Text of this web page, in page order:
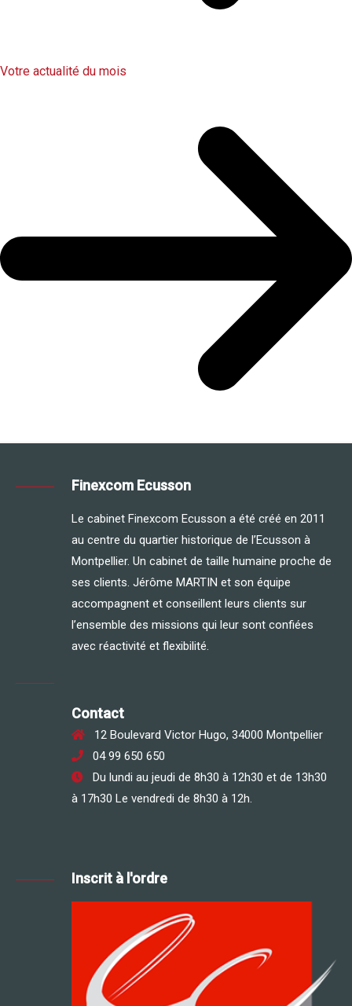
Votre actualité du mois
Finexcom Ecusson
Le cabinet Finexcom Ecusson a été créé en 2011
au centre du quartier historique de l’Ecusson à
Montpellier. Un cabinet de taille humaine proche de
ses clients. Jérôme MARTIN et son équipe
accompagnent et conseillent leurs clients sur
l’ensemble des missions qui leur sont confiées
avec réactivité et flexibilité.
Contact
12 Boulevard Victor Hugo, 34000 Montpellier
04 99 650 650
Du lundi au jeudi de 8h30 à 12h30 et de 13h30
à 17h30 Le vendredi de 8h30 à 12h.
Inscrit à l'ordre